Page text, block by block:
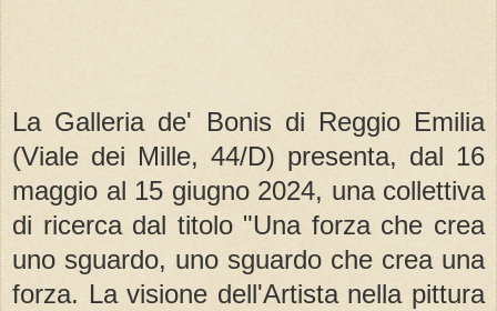
La Galleria de' Bonis di Reggio Emilia
(Viale dei Mille, 44/D) presenta, dal 16
maggio al 15 giugno 2024, una collettiva
di ricerca dal titolo "Una forza che crea
uno sguardo, uno sguardo che crea una
forza. La visione dell'Artista nella pittura